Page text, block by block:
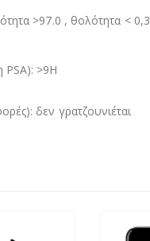
>97.0 , θολότητα < 0,3
PSA): >9H
δεν γρατζουνιέται